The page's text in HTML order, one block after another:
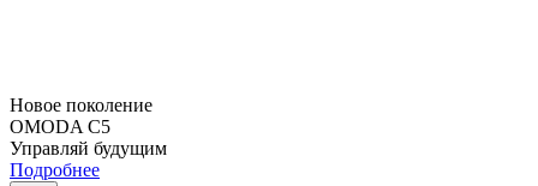
Новое поколение
OMODA C5
Управляй будущим
Подробнее